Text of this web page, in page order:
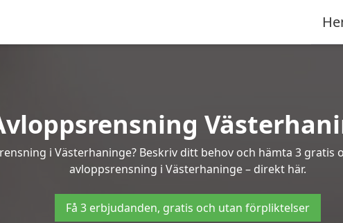
i Västerhaninge? Beskriv ditt behov och hämta 3
avloppsrensning i Västerhaninge – direkt här.
Få 3 erbjudanden, gratis och utan förpliktelser